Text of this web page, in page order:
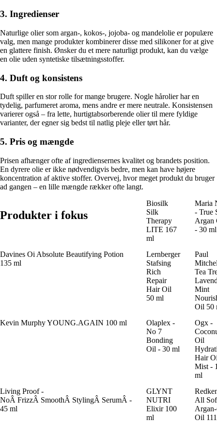
3. Ingredienser
Naturlige olier som argan-, kokos-, jojoba- og mandelolie er populære
valg, men mange produkter kombinerer disse med silikoner for at give
en glattere finish. Ønsker du et mere naturligt produkt, kan du vælge
en olie uden syntetiske tilsætningsstoffer.
4. Duft og konsistens
Duft spiller en stor rolle for mange brugere. Nogle hårolier har en
tydelig, parfumeret aroma, mens andre er mere neutrale. Konsistensen
varierer også – fra lette, hurtigtabsorberende olier til mere fyldige
varianter, der egner sig bedst til natlig pleje eller tørt hår.
5. Pris og mængde
Prisen afhænger ofte af ingrediensernes kvalitet og brandets position.
En dyrere olie er ikke nødvendigvis bedre, men kan have højere
koncentration af aktive stoffer. Overvej, hvor meget produkt du bruger
ad gangen – en lille mængde rækker ofte langt.
Produkter i fokus
Biosilk
Silk
Therapy
LITE 167
ml
Maria
- True
Argan
- 30 ml
Davines Oi Absolute Beautifying Potion
135 ml
Lernberger
Stafsing
Rich
Repair
Hair Oil
50 ml
Paul
Tea
Mint
Oil 50
Kevin Murphy YOUNG.AGAIN 100 ml
Olaplex -
No 7
Bonding
Oil - 30 ml
Ogx -
Oil
Hair
Mist -
ml
Living Proof -
NoÂ FrizzÂ SmoothÂ StylingÂ SerumÂ -
45 ml
GLYNT
NUTRI
Elixir 100
ml
All
Oil